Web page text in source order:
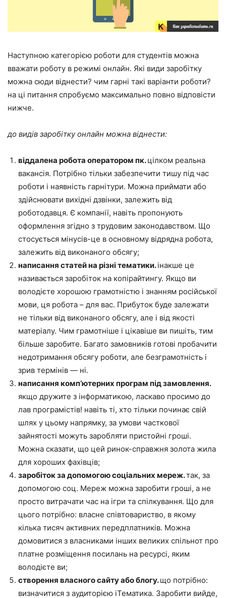
Наступною категорією роботи для студентів можна
вважати роботу в режимі онлайн. Які види заробітку
можна сюди віднести? чим гарні такі варіанти роботи?
на ці питання спробуємо максимально повно відповісти
нижче.
до видів заробітку онлайн можна віднести:
віддалена робота оператором пк.цілком реальна
вакансія. Потрібно тільки забезпечити тишу під час
роботи і наявність гарнітури. Можна приймати або
здійснювати вихідні дзвінки, залежить від
роботодавця. Є компанії, навіть пропонують
оформлення згідно з трудовим законодавством. Що
стосується мінусів-це в основному відрядна робота,
залежить від виконаного обсягу;
написання статей на різні тематики.інакше це
називається заробіток на копірайтингу. Якщо ви
володієте хорошою грамотністю і знанням російської
мови, ця робота – для вас. Прибуток буде залежати
не тільки від виконаного обсягу, але і від якості
матеріалу. Чим грамотніше і цікавіше ви пишіть, тим
більше заробите. Багато замовників готові пробачити
недотримання обсягу роботи, але безграмотність і
зрив термінів — ні.
написання комп’ютерних програм під замовлення.
якщо дружите з інформатикою, ласкаво просимо до
лав програмістів! навіть ті, хто тільки починає свій
шлях у цьому напрямку, за умови часткової
зайнятості можуть заробляти пристойні гроші.
Можна сказати, що цей ринок-справжня золота жила
для хороших фахівців;
заробіток за допомогою соціальних мереж.так, за
допомогою соц. Мереж можна заробити гроші, а не
просто витрачати час на ігри та спілкування. Що для
цього потрібно: власне співтовариство, в якому
кілька тисяч активних передплатників. Можна
домовитися з власниками інших великих спільнот про
платне розміщення посилань на ресурсі, яким
володієте ви;
створення власного сайту або блогу.що потрібно:
визначитися з аудиторією іТематика. Заробити вийде,